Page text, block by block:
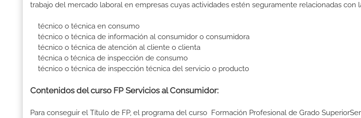
trabajo del mercado laboral en empresas cuyas actividades estén seguramente relacionadas con
técnico o técnica en consumo
técnico o técnica de información al consumidor o consumidora
técnico o técnica de atención al cliente o clienta
técnica o técnica de inspección de consumo
técnico o técnica de inspección técnica del servicio o producto
Contenidos del curso FP Servicios al Consumidor:
Para conseguir el Título de FP, el programa del curso Formación Profesional de Grado